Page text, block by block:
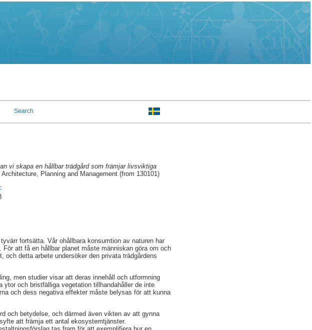
Search
vi skapa en hållbar trädgård som främjar livsviktiga
Planning and Management (from 130101)
fortsätta. Vår ohållbara konsumtion av naturen har
att få en hållbar planet måste människan göra om och
och detta arbete undersöker den privata trädgårdens
men studier visar att deras innehåll och utformning
ytor och bristfälliga vegetation tillhandahåller de inte
och dess negativa effekter måste belysas för att kunna
och betydelse, och därmed även vikten av att gynna
att främja ett antal ekosystemtjänster.